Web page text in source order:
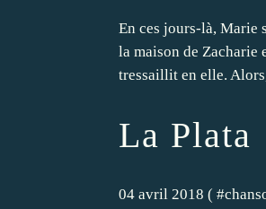
En ces jours-là, Marie
la maison de Zacharie
tressaillit en elle.
La Plata
04 avril 2018 ( #